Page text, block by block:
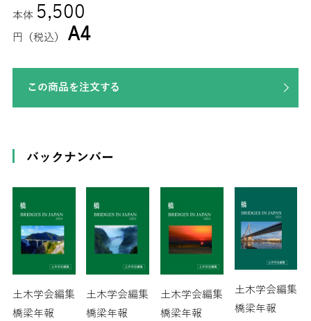
本体 5,500
円（税込） A4
この商品を注文する
バックナンバー
土木学会編集
橋梁年報
土木学会編集
橋梁年報
土木学会編集
橋梁年報
土木学会編集
橋梁年報